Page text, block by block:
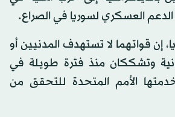
الدعم العسكري لسوريا في الصراع.
إن قواتهما لا تستهدف المدنيين أو
وتشككان منذ فترة طويلة في
الأمم المتحدة للتحقق من